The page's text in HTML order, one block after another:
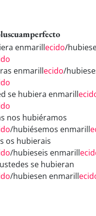
enmarillecido/
enmarillecido/
se hubiera enmarill
nos hubiéramos
/hubiésemos enmarill
os hubierais
/hubieseis enmarill
se hubieran
/hubiesen enmarill